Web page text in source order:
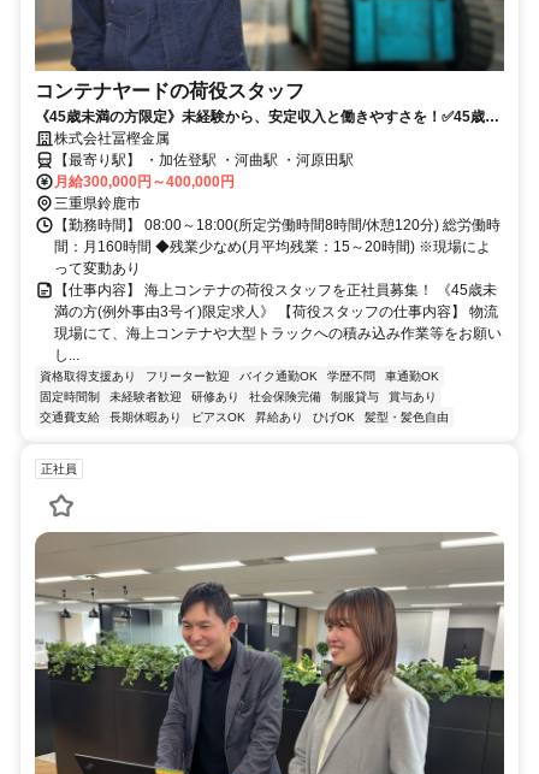
コンテナヤードの荷役スタッフ
《45歳未満の方限定》未経験から、安定収入と働きやすさを！✅45歳未
満限定求人✅中卒・高卒OK✅残業少なめ＆長期休暇あり
株式会社冨樫金属
【最寄り駅】 ・加佐登駅 ・河曲駅 ・河原田駅
月給300,000円～400,000円
三重県鈴鹿市
【勤務時間】 08:00～18:00(所定労働時間8時間/休憩120分) 総労働時
間：月160時間 ◆残業少なめ(月平均残業：15～20時間) ※現場によ
って変動あり
【仕事内容】 海上コンテナの荷役スタッフを正社員募集！ 《45歳未
満の方(例外事由3号イ)限定求人》 【荷役スタッフの仕事内容】 物流
現場にて、海上コンテナや大型トラックへの積み込み作業等をお願い
し...
資格取得支援あり フリーター歓迎 バイク通勤OK 学歴不問
車通勤OK
固定時間制
未経験者歓迎 研修あり 社会保険完備 制服貸与
賞与あり
交通費支給
長期休暇あり ピアスOK 昇給あり ひげOK 髪型・髪色自由
正社員